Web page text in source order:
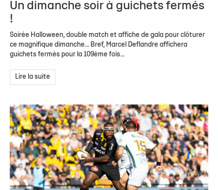
Un dimanche soir à guichets fermés
!
Soirée Halloween, double match et affiche de gala pour clôturer
ce magnifique dimanche... Bref, Marcel Deflandre affichera
guichets fermés pour la 109ème fois...
Lire la suite